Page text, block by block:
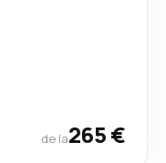
de la265 €